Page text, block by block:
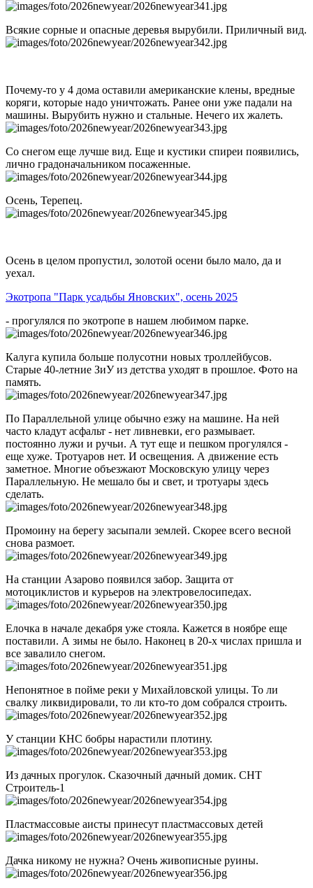
Всякие сорные и опасные деревья вырубили. Приличный вид.
Почему-то у 4 дома оставили американские клены, вредные
коряги, которые надо уничтожать. Ранее они уже падали на
машины. Вырубить нужно и стальные. Нечего их жалеть.
Со снегом еще лучше вид. Еще и кустики спиреи появились,
лично градоначальником посаженные.
Осень, Терепец.
Осень в целом пропустил, золотой осени было мало, да и
уехал.
Экотропа "Парк усадьбы Яновских", осень 2025
- прогулялся по экотропе в нашем любимом парке.
Калуга купила больше полусотни новых троллейбусов.
Старые 40-летние ЗиУ из детства уходят в прошлое. Фото на
память.
По Параллельной улице обычно езжу на машине. На ней
часто кладут асфальт - нет ливневки, его размывает.
постоянно лужи и ручьи. А тут еще и пешком прогулялся -
еще хуже. Тротуаров нет. И освещения. А движение есть
заметное. Многие объезжают Московскую улицу через
Параллельную. Не мешало бы и свет, и тротуары здесь
сделать.
Промоину на берегу засыпали землей. Скорее всего весной
снова размоет.
На станции Азарово появился забор. Защита от
мотоциклистов и курьеров на электровелосипедах.
Елочка в начале декабря уже стояла. Кажется в ноябре еще
поставили. А зимы не было. Наконец в 20-х числах пришла и
все завалило снегом.
Непонятное в пойме реки у Михайловской улицы. То ли
свалку ликвидировали, то ли кто-то дом собрался строить.
У станции КНС бобры нарастили плотину.
Из дачных прогулок. Сказочный дачный домик. СНТ
Строитель-1
Пластмассовые аисты принесут пластмассовых детей
Дачка никому не нужна? Очень живописные руины.